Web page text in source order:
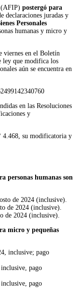
(AFIP) postergó para
declaraciones juradas y
Personales
humanas y micro y
viernes en el Boletín
ley que modifica los
aún se encuentra en
en las Resoluciones
y
4.468, su modificatoria y
personas humanas son
de 2024 (inclusive).
de 2024 (inclusive).
de 2024 (inclusive).
micro y pequeñas
inclusive; pago
pago
pago